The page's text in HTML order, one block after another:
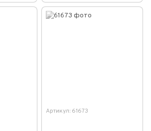
Артикул: 61673